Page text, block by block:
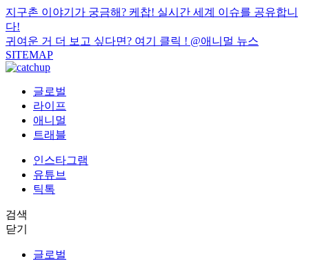
지구촌 이야기가 궁금해? 케찹! 실시간 세계 이슈를 공유합니
다!
귀여운 거 더 보고 싶다면? 여기 클릭 ! @애니멀 뉴스
SITEMAP
글로벌
라이프
애니멀
트래블
인스타그램
유튜브
틱톡
검색
닫기
글로벌